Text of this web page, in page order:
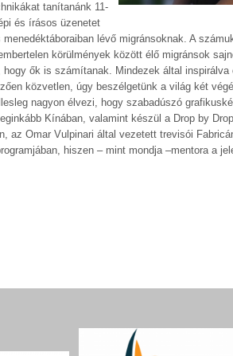
tanítanánk 11-
és írásos üzenetet
lévő migránsoknak. A
körülmények között élő migránsok
ők is számítanak. Mindezek által inspirálva
közvetlen, úgy beszélgetünk a világ két
nagyon élvezi, hogy szabadúszó
Kínában, valamint készül a Drop by Drop
az Omar Vulpinari által vezetett trevisói
hiszen – mint mondja –mentora a